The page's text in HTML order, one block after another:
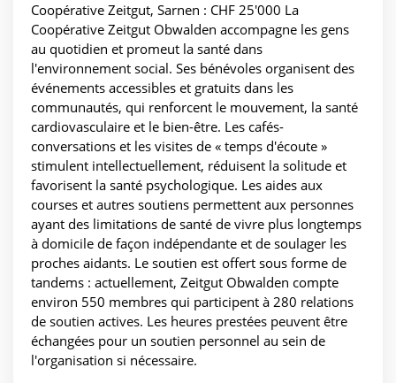
Coopérative Zeitgut, Sarnen : CHF 25'000 La
Coopérative Zeitgut Obwalden accompagne les gens
au quotidien et promeut la santé dans
l'environnement social. Ses bénévoles organisent des
événements accessibles et gratuits dans les
communautés, qui renforcent le mouvement, la santé
cardiovasculaire et le bien-être. Les cafés-
conversations et les visites de « temps d'écoute »
stimulent intellectuellement, réduisent la solitude et
favorisent la santé psychologique. Les aides aux
courses et autres soutiens permettent aux personnes
ayant des limitations de santé de vivre plus longtemps
à domicile de façon indépendante et de soulager les
proches aidants. Le soutien est offert sous forme de
tandems : actuellement, Zeitgut Obwalden compte
environ 550 membres qui participent à 280 relations
de soutien actives. Les heures prestées peuvent être
échangées pour un soutien personnel au sein de
l'organisation si nécessaire.